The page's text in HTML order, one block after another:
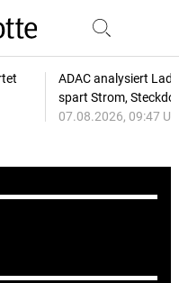
ADAC analysiert
spart Strom,
07.08.2026, 09:47